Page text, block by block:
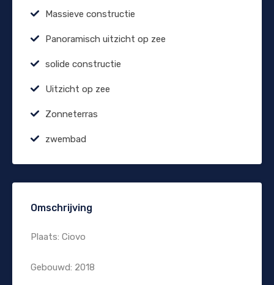
Massieve constructie
Panoramisch uitzicht op zee
solide constructie
Uitzicht op zee
Zonneterras
zwembad
Omschrijving
Plaats: Ciovo
Gebouwd: 2018